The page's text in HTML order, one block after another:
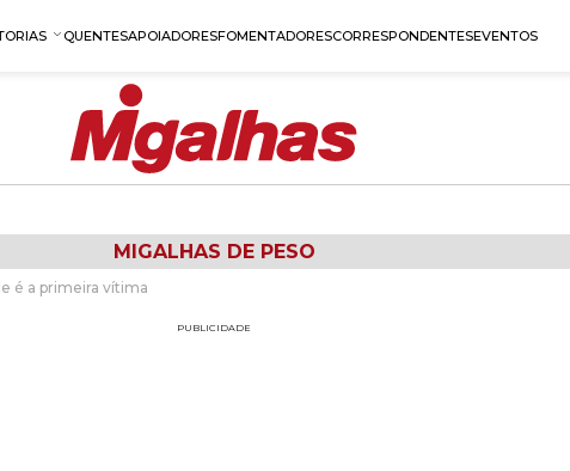
QUENTESAPOIADORESFOMENTADORESCORRESPONDENTESEVENTOS
MIGALHAS DE PESO
é a primeira vítima
PUBLICIDADE